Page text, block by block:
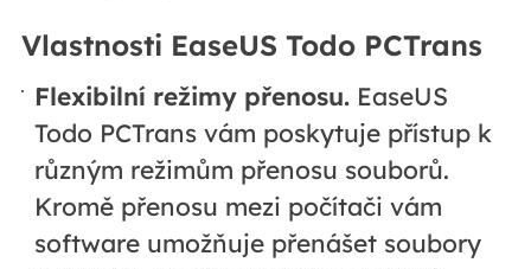
Vlastnosti EaseUS Todo PCTrans
Flexibilní režimy přenosu. EaseUS
Todo PCTrans vám poskytuje přístup k
různým režimům přenosu souborů.
Kromě přenosu mezi počítači vám
software umožňuje přenášet soubory